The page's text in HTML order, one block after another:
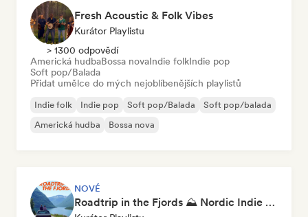
Fresh Acoustic & Folk Vibes
Kurátor Playlistu
> 1300 odpovědí
Americká hudbaBossa novaIndie folkIndie pop
Soft pop/Balada
Přidat umělce do mých nejoblíbenějších playlistů
Indie folk Indie pop Soft pop/Balada
Soft pop/balada
Americká hudba
Bossa nova
NOVÉ
Roadtrip in the Fjords ⛰️ Nordic Indie Folk & Singer-Songwriter